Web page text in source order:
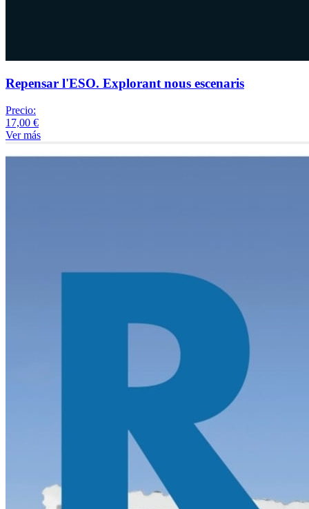
Repensar l'ESO. Explorant nous escenaris
Precio:
17,00 €
Ver más